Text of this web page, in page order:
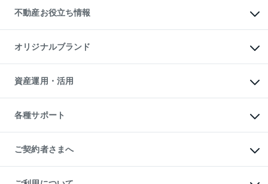
貸すガイド
事業用不動産
マンション投資
投資用マンション
アパート経営
収益物件
ビル購入（ビル一棟）
投資用不動産の売却査定
事業用不動産の売却査定
不動産お役立ち情報
マンションライブラリー
人気マンションランキング
暮らしに役立つ不動産メディア
不動産相場・不動産価格情報
不動産コラム・ニュース
不動産用語集
不動産なんでもネット相談室
住まいの税金
オリジナルブランド
一棟リノベーションマンション
L`GENTE（ルジェンテ）
区分リノベーションマンション
投資用一棟レジデンスWELL
不動産小口投資
LEGACIA（レガシア）
資産運用・活用
不動産M&A
アセットマネジメント・出資
各種サポート
相続サポート
リフォームサポート
ご契約者さまへ
ご紹介・再契約特典